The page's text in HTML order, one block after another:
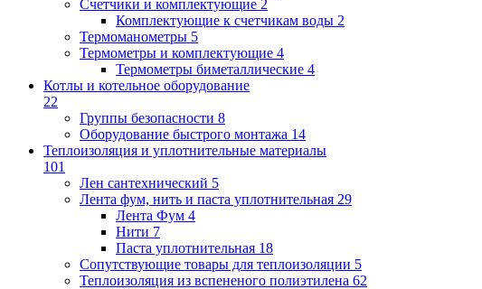
Счетчики и комплектующие 2
Комплектующие к счетчикам воды 2
Термоманометры 5
Термометры и комплектующие 4
Термометры биметаллические 4
Котлы и котельное оборудование
22
Группы безопасности 8
Оборудование быстрого монтажа 14
Теплоизоляция и уплотнительные материалы
101
Лен сантехнический 5
Лента фум, нить и паста уплотнительная 29
Лента Фум 4
Нити 7
Паста уплотнительная 18
Сопутствующие товары для теплоизоляции 5
Теплоизоляция из вспененого полиэтилена 62